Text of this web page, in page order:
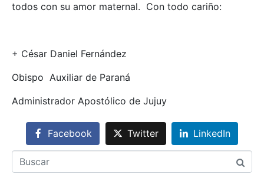
todos con su amor maternal. Con todo cariño:
+ César Daniel Fernández
Obispo Auxiliar de Paraná
Administrador Apostólico de Jujuy
Facebook Twitter LinkedIn